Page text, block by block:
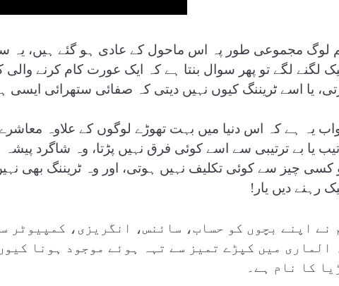
لوگ مجموعی طور پہ اس ماحول کے عادی ہو گئے ہیں، یہ
لگنے لگے تو پھر سوال بنتا ہے کہ ایک عورت کام کرنے
یا اسے ٹریننگ کیوں نہیں دیتی کہ صفائی ستھرائی
یہ ہے کہ اس دنیا میں بہت تھوڑے لوگوں کے علاوہ
یا بے ترتیبی سے اسے کوئی فرق نہیں پڑتا، وہ شاگرد پیشہ
کسی چیز سے کوئی تکلیف نہیں ہوتی، اور وہ ٹریننگ بھی
رہنے دیں یار!
نے اپنے بچوں کو حساب، سائنس، انگریزی، کمپیوٹر
الماری میں کپڑے تمیز سے تہہ ہوئے موجود ہونا
کا نام ہے۔